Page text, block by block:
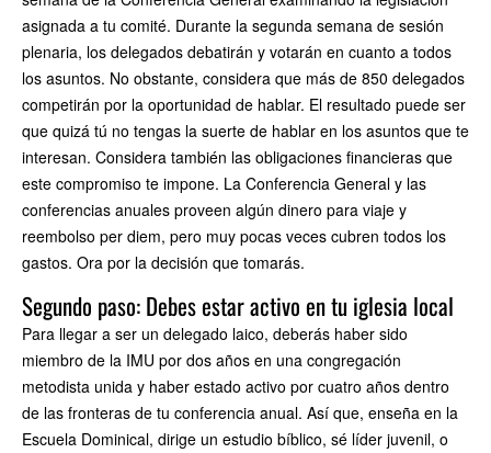
asignada a tu comité. Durante la segunda semana de sesión
plenaria, los delegados debatirán y votarán en cuanto a todos
los asuntos. No obstante, considera que más de 850 delegados
competirán por la oportunidad de hablar. El resultado puede ser
que quizá tú no tengas la suerte de hablar en los asuntos que te
interesan. Considera también las obligaciones financieras que
este compromiso te impone. La Conferencia General y las
conferencias anuales proveen algún dinero para viaje y
reembolso per diem, pero muy pocas veces cubren todos los
gastos. Ora por la decisión que tomarás.
Segundo paso: Debes estar activo en tu iglesia local
Para llegar a ser un delegado laico, deberás haber sido
miembro de la IMU por dos años en una congregación
metodista unida y haber estado activo por cuatro años dentro
de las fronteras de tu conferencia anual. Así que, enseña en la
Escuela Dominical, dirige un estudio bíblico, sé líder juvenil, o